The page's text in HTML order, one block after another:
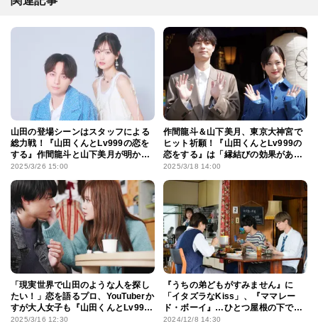
山田の登場シーンはスタッフによる
総力戦！『山田くんとLv999の恋を
する』作間龍斗と山下美月が明か
す“ときめき”の舞台裏
2025/3/26 15:00
作間龍斗＆山下美月、東京大神宮で
ヒット祈願！『山田くんとLv999の
恋をする』は「縁結びの効果があ
る」と笑顔
2025/3/18 14:00
「現実世界で山田のような人を探し
たい！」恋を語るプロ、YouTuberか
すが大人女子も『山田くんとLv999
の恋をする』にときめくポイントを
2025/3/16 12:30
『うちの弟どもがすみません』に
「イタズラなKiss」、『ママレー
ド・ボーイ』…ひとつ屋根の下でド
キドキ!!同居生活×ラブコメの親和性
2024/12/8 14:30